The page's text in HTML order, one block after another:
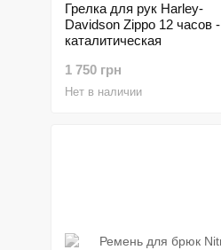
Грелка для рук Harley-
Davidson Zippo 12 часов -
каталитическая
1 750 грн
Нет в наличии